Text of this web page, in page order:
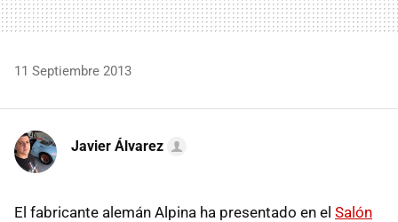
11 Septiembre 2013
Javier Álvarez
El fabricante alemán Alpina ha presentado en el Salón